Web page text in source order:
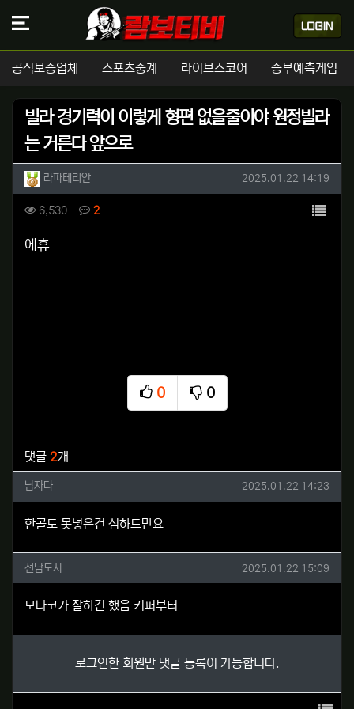
공식보증업체 스포츠중계 라이브스코어 승부예측게임
빌라 경기력이 이렇게 형편 없을줄이야 원정빌라
는 거른다 앞으로
작성자 정보
라파테리안작성 작성일
2025.01.22 14:19
컨텐츠 정보
6,530조회 2댓글 목록
본문
에휴
0
추천
0
비추천
댓글 2개
남자다님의 댓글
남자다 작성일
2025.01.22 14:23
한골도 못넣은건 심하드만요
선남도사님의 댓글
선남도사 작성일
2025.01.22 15:09
모나코가 잘하긴 했음 키퍼부터
로그인한 회원만 댓글 등록이 가능합니다.